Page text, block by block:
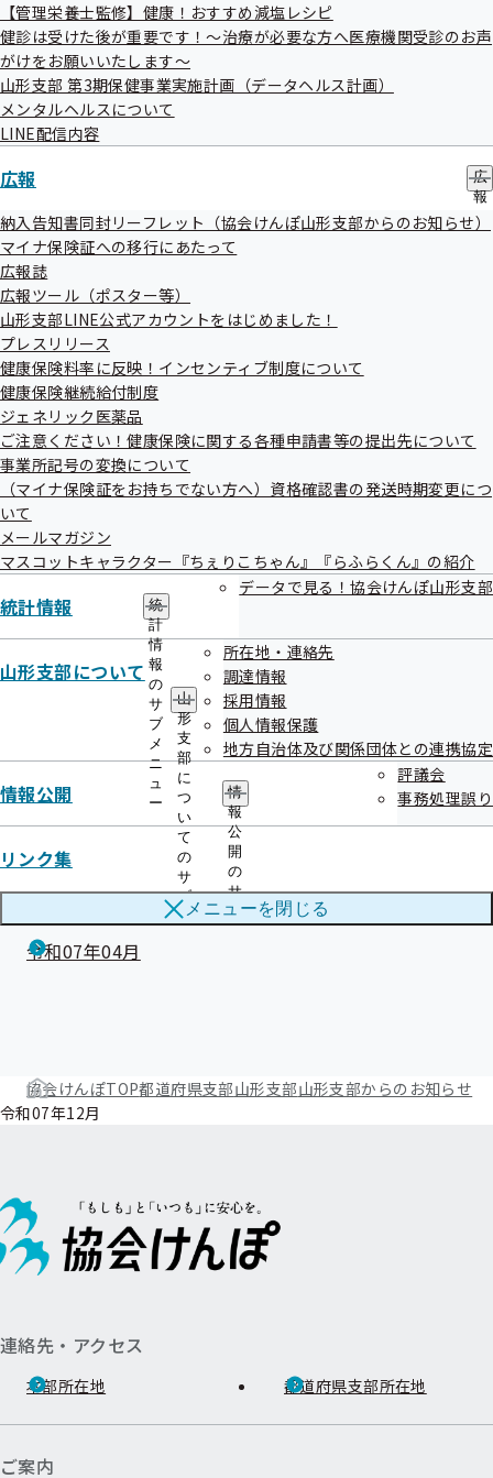
【管理栄養士監修】健康！おすすめ減塩レシピ
健診は受けた後が重要です！～治療が必要な方へ医療機関受診のお声
がけをお願いいたします～
山形支部 第3期保健事業実施計画（データヘルス計画）
メンタルヘルスについて
LINE配信内容
広報
広
報
の
サ
納入告知書同封リーフレット（協会けんぽ山形支部からのお知らせ）
マイナ保険証への移行にあたって
広報誌
広報ツール（ポスター等）
山形支部LINE公式アカウントをはじめました！
プレスリリース
健康保険料率に反映！インセンティブ制度について
健康保険継続給付制度
ジェネリック医薬品
ご注意ください！健康保険に関する各種申請書等の提出先について
事業所記号の変換について
（マイナ保険証をお持ちでない方へ）資格確認書の発送時期変更につ
いて
メールマガジン
マスコットキャラクター『ちぇりこちゃん』『らふらくん』の紹介
統計情報
統
計
情
報
の
サ
ブ
メ
ニ
ュ
ー
データで見る！協会けんぽ山形支部
山形支部について
山
形
支
部
に
つ
い
て
の
サ
ブ
メ
所在地・連絡先
調達情報
採用情報
個人情報保護
地方自治体及び関係団体との連携協定
情報公開
情
報
公
開
の
サ
ブ
メ
評議会
事務処理誤り
リンク集
メニューを閉じる
令和07年12月10日
【健康保険】令和8年度の任意継続被保険者の標準報酬月額
の上限について
令和07年12月10日
令和07年12月06日
【アーカイブ配信中！】令和７年度 メンタルヘルスセミ
ナーを開催しました
過去のお知らせ一覧
令和08年07月
令和08年04月
令和07年11月
令和07年10月
令和07年04月
協会けんぽTOP都道府県支部山形支部山形支部からのお知らせ
令和07年12月
連絡先・アクセス
本部所在地 都道府県支部所在地
ご案内